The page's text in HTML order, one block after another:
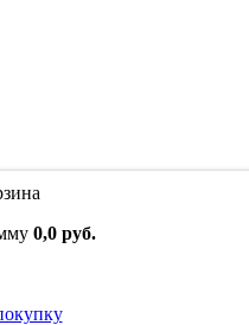
0,0 руб.